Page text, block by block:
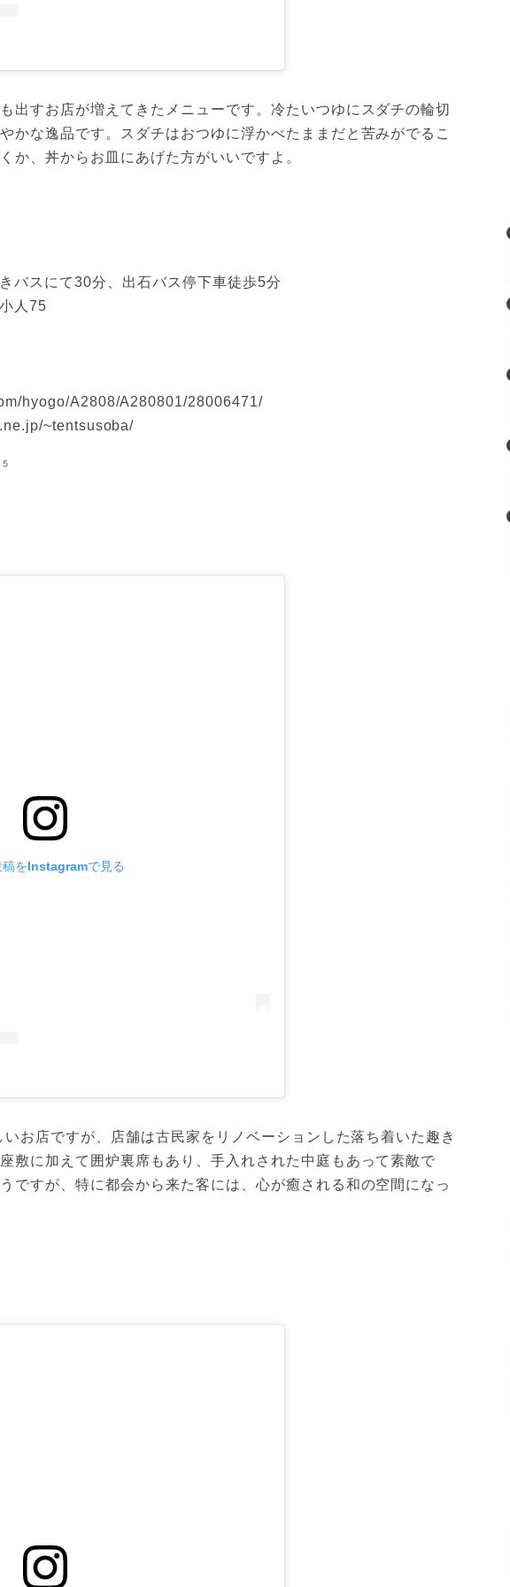
出すお店が増えてきたメニューです。冷たいつゆにスダチの輪切
かな逸品です。スダチはおつゆに浮かべたままだと苦みがでるこ
か、丼からお皿にあげた方がいいですよ。
バスにて30分、出石バス停下車徒歩5分
人75
hyogo/A2808/A280801/28006471/
~tentsusoba/
稿をInstagramで見る
お店ですが、店舗は古民家をリノベーションした落ち着いた趣き
敷に加えて囲炉裏席もあり、手入れされた中庭もあって素敵で
ですが、特に都会から来た客には、心が癒される和の空間になっ